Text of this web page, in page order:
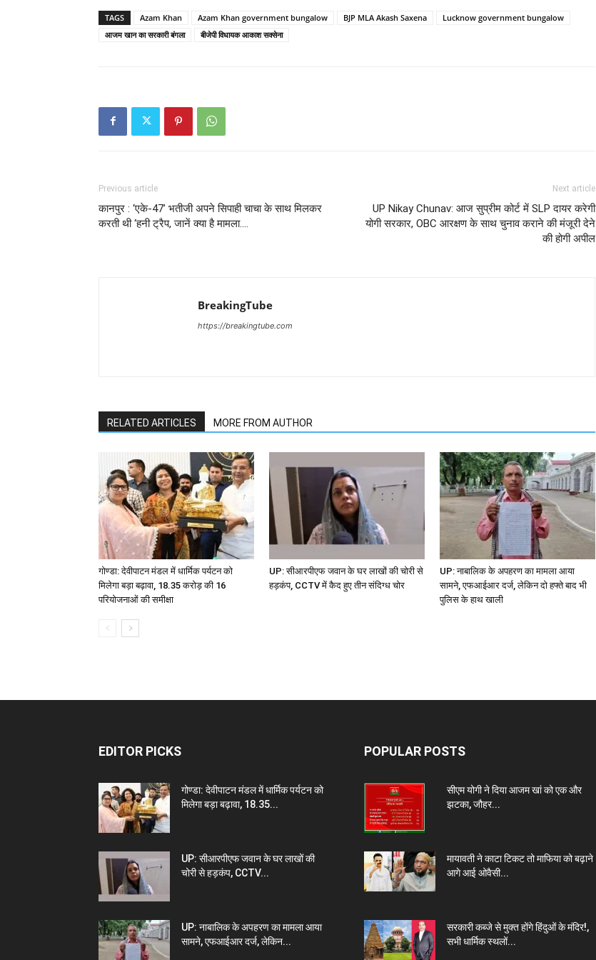
TAGS Azam Khan Azam Khan government bungalow BJP MLA Akash Saxena
Lucknow government bungalow
आजम खान का सरकारी बंगला
बीजेपी विधायक आकाश सक्सेना
Previous article
कानपुर : ‘एके-47’ भतीजी अपने सिपाही चाचा के साथ मिलकर
करती थी ‘हनी ट्रैप, जानें क्या है मामला….
Next article
UP Nikay Chunav: आज सुप्रीम कोर्ट में SLP दायर करेगी
योगी सरकार, OBC आरक्षण के साथ चुनाव कराने की मंजूरी देने
की होगी अपील
BreakingTube
https://breakingtube.com
RELATED ARTICLES MORE FROM AUTHOR
गोण्डा: देवीपाटन मंडल में धार्मिक पर्यटन को
मिलेगा बड़ा बढ़ावा, 18.35 करोड़ की 16
परियोजनाओं की समीक्षा
UP: सीआरपीएफ जवान के घर लाखों की चोरी से
हड़कंप, CCTV में कैद हुए तीन संदिग्ध चोर
UP: नाबालिक के अपहरण का मामला आया
सामने, एफआईआर दर्ज, लेकिन दो हफ्ते बाद भी
पुलिस के हाथ खाली
EDITOR PICKS
गोण्डा: देवीपाटन मंडल में धार्मिक पर्यटन को
मिलेगा बड़ा बढ़ावा, 18.35...
UP: सीआरपीएफ जवान के घर लाखों की
चोरी से हड़कंप, CCTV...
UP: नाबालिक के अपहरण का मामला आया
सामने, एफआईआर दर्ज, लेकिन...
POPULAR POSTS
सीएम योगी ने दिया आजम खां को एक और
झटका, जौहर...
मायावती ने काटा टिकट तो माफिया को बढ़ाने
आगे आई ओवैसी...
सरकारी कब्जे से मुक्त होंगे हिंदुओं के मंदिर!,
सभी धार्मिक स्थलों...